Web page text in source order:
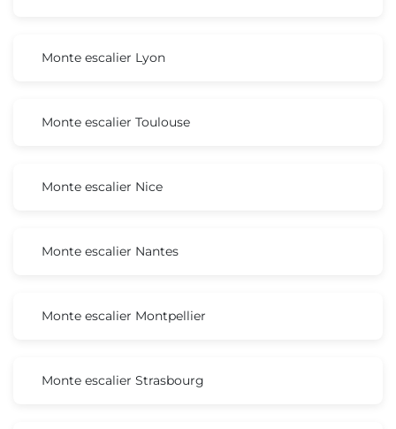
Monte escalier Lyon
Monte escalier Toulouse
Monte escalier Nice
Monte escalier Nantes
Monte escalier Montpellier
Monte escalier Strasbourg